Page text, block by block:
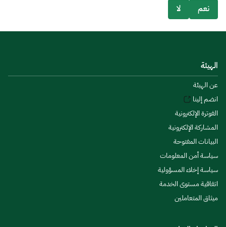
نعم
لا
الهيئة
عن الهيئة
انضم إلينا
الفوترة الإلكترونية
المشاركة الإلكترونية
البيانات المفتوحة
سياسة أمن المعلومات
سياسة إخلاء المسؤولية
اتفاقية مستوى الخدمة
ميثاق المتعاملين